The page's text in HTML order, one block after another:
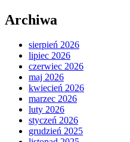
Archiwa
sierpień 2026
lipiec 2026
czerwiec 2026
maj 2026
kwiecień 2026
marzec 2026
luty 2026
styczeń 2026
grudzień 2025